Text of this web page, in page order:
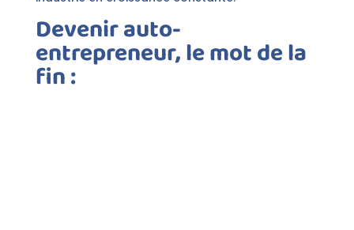
Devenir auto-
entrepreneur, le mot de la
fin :